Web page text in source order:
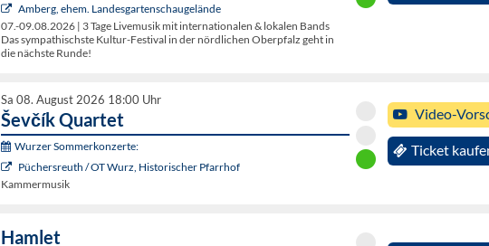
Amberg, ehem. Landesgartenschaugelände
07.-09.08.2026 | 3 Tage Livemusik mit internationalen & lokalen Bands
Das sympathischste Kultur-Festival in der nördlichen Oberpfalz geht in
die nächste Runde!
Sa 08. August 2026 18:00 Uhr
Ševčík Quartet
Wurzer Sommerkonzerte:
Püchersreuth / OT Wurz, Historischer Pfarrhof
Kammermusik
Video-
Ticket
Hamlet